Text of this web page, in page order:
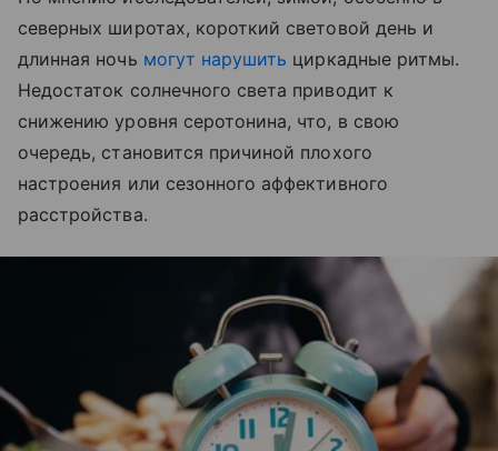
северных широтах, короткий световой день и
длинная ночь могут нарушить циркадные ритмы.
Недостаток солнечного света приводит к
снижению уровня серотонина, что, в свою
очередь, становится причиной плохого
настроения или сезонного аффективного
расстройства.